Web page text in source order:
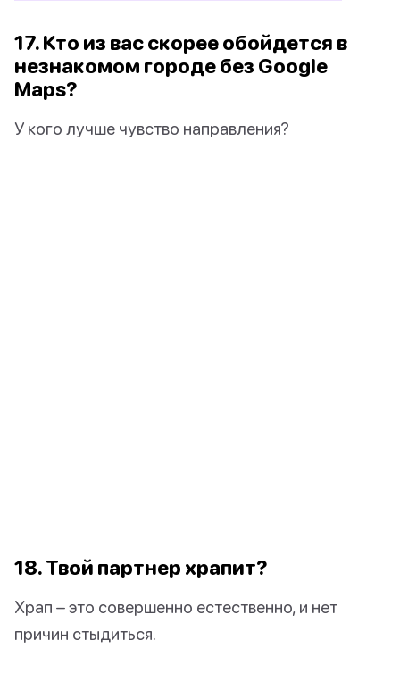
17. Кто из вас скорее обойдется в
незнакомом городе без Google
Maps?
У кого лучше чувство направления?
18. Твой партнер храпит?
Храп – это совершенно естественно, и нет
причин стыдиться.